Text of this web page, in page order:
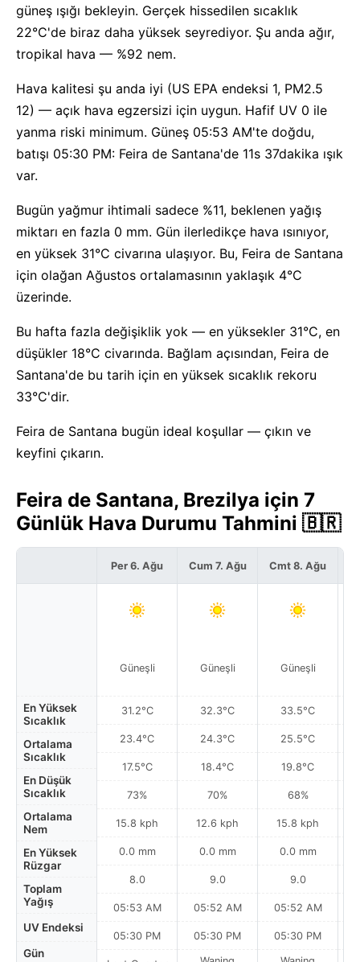
güneş ışığı bekleyin. Gerçek hissedilen sıcaklık
22°C'de biraz daha yüksek seyrediyor. Şu anda ağır,
tropikal hava — %92 nem.
Hava kalitesi şu anda iyi (US EPA endeksi 1, PM2.5
12) — açık hava egzersizi için uygun. Hafif UV 0 ile
yanma riski minimum. Güneş 05:53 AM'te doğdu,
batışı 05:30 PM: Feira de Santana'de 11s 37dakika ışık
var.
Bugün yağmur ihtimali sadece %11, beklenen yağış
miktarı en fazla 0 mm. Gün ilerledikçe hava ısınıyor,
en yüksek 31°C civarına ulaşıyor. Bu, Feira de Santana
için olağan Ağustos ortalamasının yaklaşık 4°C
üzerinde.
Bu hafta fazla değişiklik yok — en yüksekler 31°C, en
düşükler 18°C civarında. Bağlam açısından, Feira de
Santana'de bu tarih için en yüksek sıcaklık rekoru
33°C'dir.
Feira de Santana bugün ideal koşullar — çıkın ve
keyfini çıkarın.
Feira de Santana, Brezilya için 7
Günlük Hava Durumu Tahmini 🇧🇷
En Yüksek
Sıcaklık
Ortalama
Sıcaklık
En Düşük
Sıcaklık
Ortalama
Nem
En Yüksek
Rüzgar
Toplam
Yağış
UV Endeksi
Gün
Per 6. Ağu
Güneşli
31.2°C
23.4°C
17.5°C
73%
15.8 kph
0.0 mm
8.0
05:53 AM
05:30 PM
Cum 7. Ağu
Güneşli
32.3°C
24.3°C
18.4°C
70%
12.6 kph
0.0 mm
9.0
05:52 AM
05:30 PM
Cmt 8. Ağu
Güneşli
33.5°C
25.5°C
19.8°C
68%
15.8 kph
0.0 mm
9.0
05:52 AM
05:30 PM